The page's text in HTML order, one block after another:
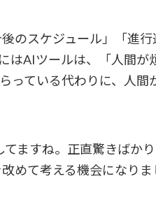
のスケジュール」「進
AIツールは、「人間が
っている代わりに、人
ますね。正直驚きばか
めて考える機会になりま